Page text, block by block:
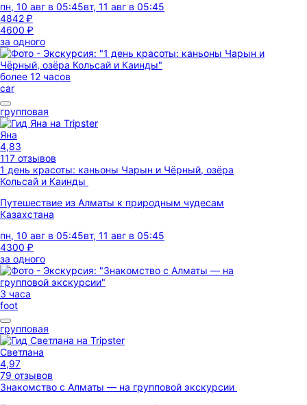
пн, 10 авг в 05:45вт, 11 авг в 05:45
4842 ₽
4600 ₽
за одного
более 12 часов
car
групповая
Яна
4,83
117 отзывов
1 день красоты: каньоны Чарын и Чёрный, озёра
Кольсай и Каинды
Путешествие из Алматы к природным чудесам
Казахстана
пн, 10 авг в 05:45вт, 11 авг в 05:45
4300 ₽
за одного
3 часа
foot
групповая
Светлана
4,97
79 отзывов
Знакомство с Алматы — на групповой экскурсии